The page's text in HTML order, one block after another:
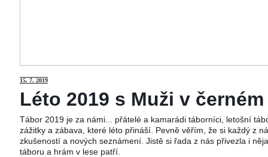
15. 7. 2019
Léto 2019 s Muži v
Tábor 2019 je za námi... přátelé a kamarádi táborníci, letošní
zážitky a zábava, které léto přináší. Pevně věřím, že si každý z
zkušeností a nových seznámení. Jistě si řada z nás přivezla i
táboru a hrám v lese patří.